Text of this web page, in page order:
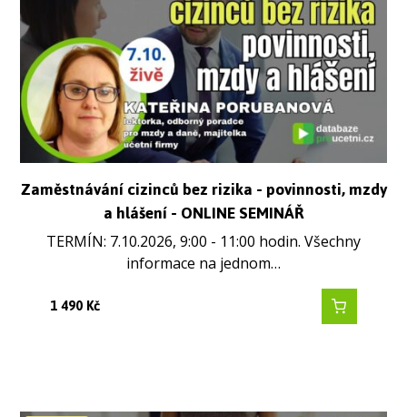
Zaměstnávání cizinců bez rizika - povinnosti, mzdy
a hlášení - ONLINE SEMINÁŘ
TERMÍN: 7.10.2026, 9:00 - 11:00 hodin. Všechny
informace na jednom…
1 490Kč